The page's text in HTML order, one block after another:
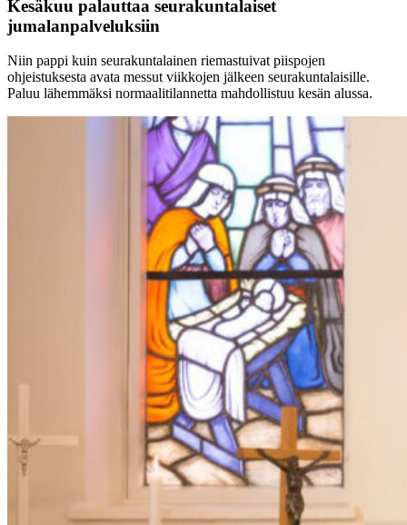
Kesäkuu palauttaa seurakuntalaiset
jumalanpalveluksiin
Niin pappi kuin seurakuntalainen riemastuivat piispojen
ohjeistuksesta avata messut viikkojen jälkeen seurakuntalaisille.
Paluu lähemmäksi normaalitilannetta mahdollistuu kesän alussa.